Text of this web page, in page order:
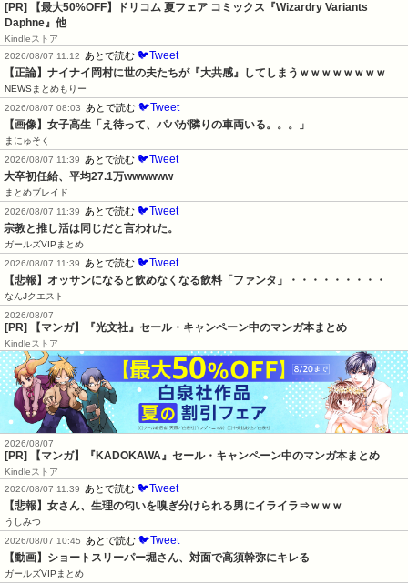
[PR]
【最大50%OFF】ドリコム 夏フェア コミックス『Wizardry Variants
Daphne』他
Kindleストア
2026/08/07 11:12
あとで読む 🐦Tweet
【正論】ナイナイ岡村に世の夫たちが『大共感』してしまうｗｗｗｗｗｗｗｗ
NEWSまとめもりー
2026/08/07 08:03
あとで読む 🐦Tweet
【画像】女子高生「え待って、パパが隣りの車両いる。。。」
まにゅそく
2026/08/07 11:39
あとで読む 🐦Tweet
大卒初任給、平均27.1万wwwwww
まとめブレイド
2026/08/07 11:39
あとで読む 🐦Tweet
宗教と推し活は同じだと言われた。
ガールズVIPまとめ
2026/08/07 11:39
あとで読む 🐦Tweet
【悲報】オッサンになると飲めなくなる飲料「ファンタ」・・・・・・・・・
なんJクエスト
2026/08/07
[PR] 【マンガ】『光文社』セール・キャンペーン中のマンガ本まとめ
Kindleストア
2026/08/07
[PR] 【マンガ】『KADOKAWA』セール・キャンペーン中のマンガ本まとめ
Kindleストア
2026/08/07 11:39
あとで読む 🐦Tweet
【悲報】女さん、生理の匂いを嗅ぎ分けられる男にイライラ⇒ｗｗｗ
うしみつ
2026/08/07 10:45
あとで読む 🐦Tweet
【動画】ショートスリーパー堀さん、対面で高須幹弥にキレる
ガールズVIPまとめ